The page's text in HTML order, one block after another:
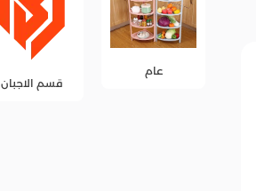
قسم الاجبان
قسم لانشون